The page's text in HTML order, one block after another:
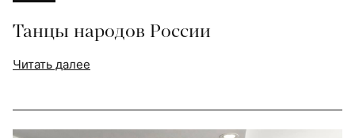
Танцы народов России
Читать далее